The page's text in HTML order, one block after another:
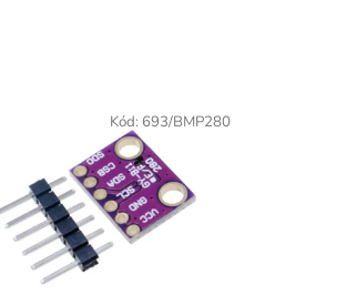
Kód: 693/BMP280